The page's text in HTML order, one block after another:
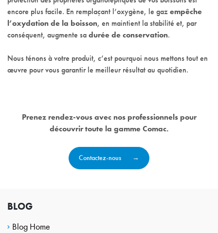
BLOG
Blog Home
encore plus facile. En remplaçant l’oxygène, le gazempêche
l’oxydation de la boisson, en maintient la stabilité et, par
conséquent, augmente sadurée de conservation.
Nous ténons à votre produit, c’est pourquoi nous mettons tout en
œuvre pour vous garantir le meilleur résultat au quotidien.
Prenez rendez-vous avec nos professionnels pour
découvrir toute la gamme Comac.
Contactez-nous